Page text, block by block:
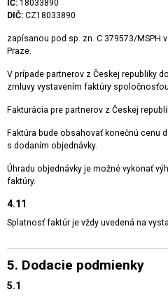
IČ: 18033890
DIČ: CZ18033890
zapísanou pod sp. zn. C 379573/MSPH
Praze.
V prípade partnerov z Českej republiky
zmluvy vystavením faktúry spoločnosťou
Fakturácia pre partnerov z Českej
Faktúra bude obsahovať konečnú cenu
s dodaním objednávky.
Úhradu objednávky je možné vykonať
faktúry.
4.11
Splatnosť faktúr je vždy uvedená na
5. Dodacie podmienky
5.1